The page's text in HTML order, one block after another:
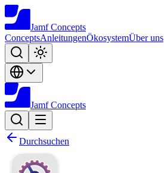
Jamf Concepts
ConceptsAnleitungenÖkosystemÜber uns
Jamf Concepts
Durchsuchen